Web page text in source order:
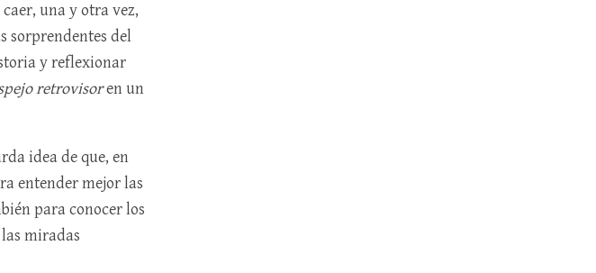
una y otra vez,
sorprendentes del
y reflexionar
retrovisoren un
idea de que, en
entender mejor las
para conocer los
miradas